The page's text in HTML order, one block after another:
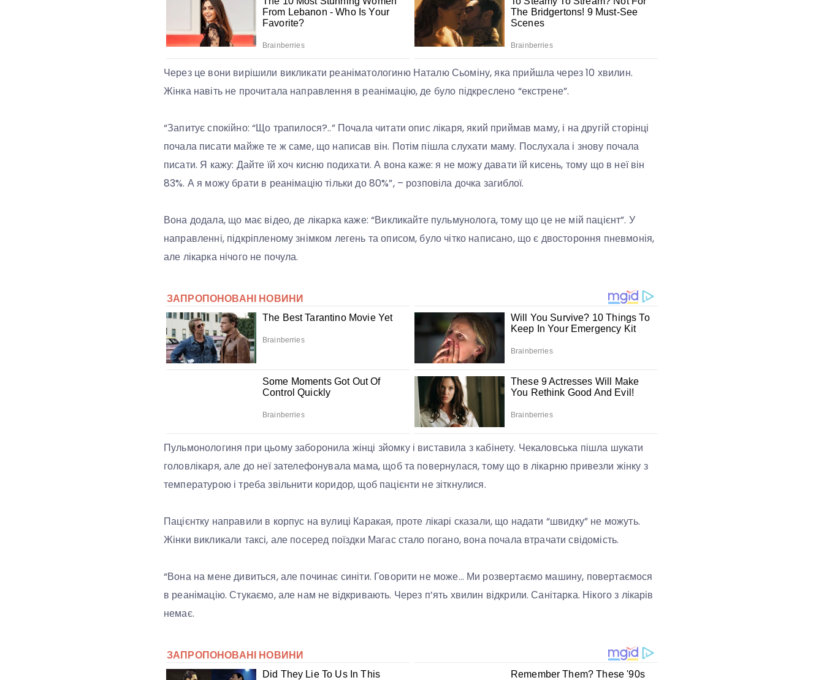
Через це вони вирішили викликати реаніматологиню Наталю Сьоміну, яка прийшла через 10 хвилин.
Жінка навіть не прочитала направлення в реанімацію, де було підкреслено “екстрене”.
“Запитує спокійно: “Що трапилося?..” Почала читати опис лікаря, який приймав маму, і на другій сторінці
почала писати майже те ж саме, що написав він. Потім пішла слухати маму. Послухала і знову почала
писати. Я кажу: Дайте їй хоч кисню подихати. А вона каже: я не можу давати їй кисень, тому що в неї він
83%. А я можу брати в реанімацію тільки до 80%”, – розповіла дочка загиблої.
Вона додала, що має відео, де лікарка каже: “Викликайте пульмунолога, тому що це не мій пацієнт”. У
направленні, підкріпленому знімком легень та описом, було чітко написано, що є двостороння пневмонія,
але лікарка нічого не почула.
Пульмонологиня при цьому заборонила жінці зйомку і виставила з кабінету. Чекаловська пішла шукати
головлікаря, але до неї зателефонувала мама, щоб та повернулася, тому що в лікарню привезли жінку з
температурою і треба звільнити коридор, щоб пацієнти не зіткнулися.
Пацієнтку направили в корпус на вулиці Каракая, проте лікарі сказали, що надати “швидку” не можуть.
Жінки викликали таксі, але посеред поїздки Магас стало погано, вона почала втрачати свідомість.
“Вона на мене дивиться, але починає синіти. Говорити не може… Ми розвертаємо машину, повертаємося
в реанімацію. Стукаємо, але нам не відкривають. Через п’ять хвилин відкрили. Санітарка. Нікого з лікарів
немає.